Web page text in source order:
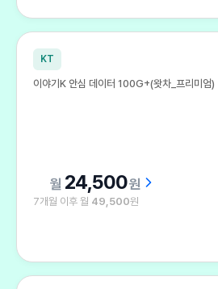
KT
이야기K 안심 데이터 100G+(왓차_프리미엄)
24,500원
7개월 이후 월 49,500원